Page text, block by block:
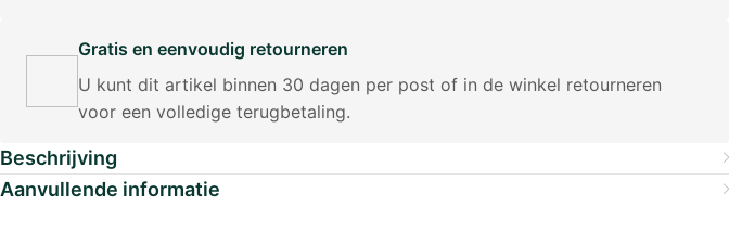
Latviešu valoda
Gratis en eenvoudig retourneren
U kunt dit artikel binnen 30 dagen per post of in de winkel retourneren
voor een volledige terugbetaling.
Beschrijving
Aanvullende informatie